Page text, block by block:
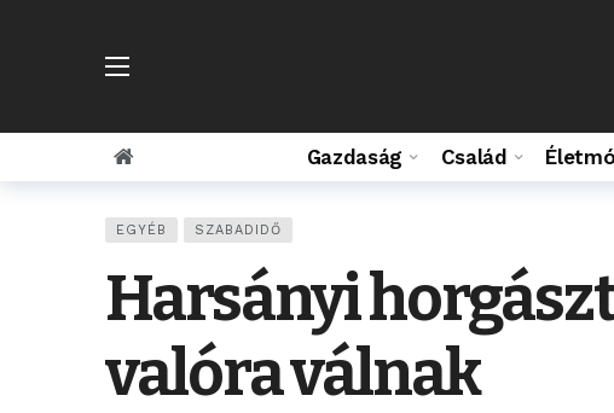
Gazdaság Család
EGYÉB SZABADIDŐ
Harsányi
valóra válnak